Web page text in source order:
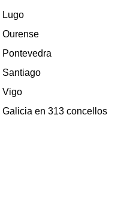
Lugo
Ourense
Pontevedra
Santiago
Vigo
Galicia en 313 concellos